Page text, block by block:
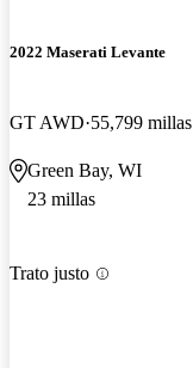
2022 Maserati Levante
GT AWD 55,799 millas
Green Bay, WI
23 millas
Trato justo